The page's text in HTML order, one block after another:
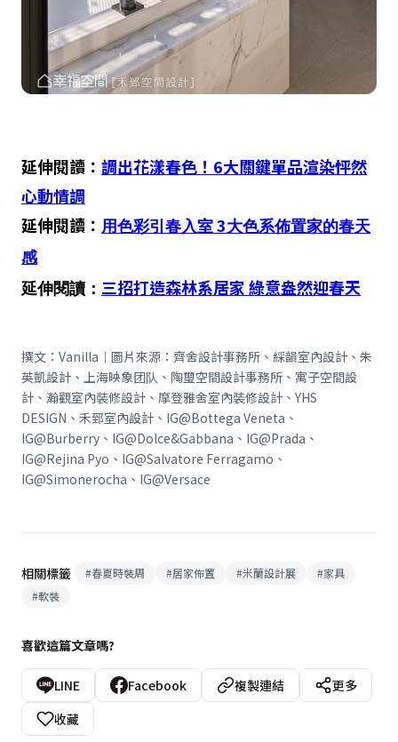
延伸閱讀： 調出花漾春色！ 6大關鍵單品渲染怦然
心動情調
延伸閱讀： 用色彩引春入室3大色系佈置家的春天
感
延伸閱讀： 三招打造森林系居家 綠意盎然迎春天
撰文： Vanilla ｜圖片來源：齊舍設計事務所、綵韻室內設計、朱
英凱設計、上海映象团队、陶璽空間設計事務所、寓子空間設
計、瀚觀室內裝修設計、摩登雅舍室內裝修設計、 YHS
DESIGN 、禾郅室內設計、 IG@Bottega Veneta 、
IG@Burberry 、 IG@Dolce&Gabbana 、 IG@Prada 、
IG@Rejina Pyo 、 IG@Salvatore Ferragamo 、
IG@Simonerocha 、 IG@Versace
相關標籤 #春夏時裝周 #居家佈置 #米蘭設計展 #家具
#軟裝
喜歡這篇文章嗎?
LINE Facebook 複製連結
更多
收藏